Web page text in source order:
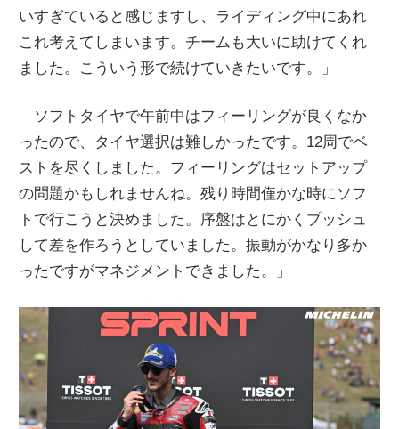
いすぎていると感じますし、ライディング中にあれ
これ考えてしまいます。チームも大いに助けてくれ
ました。こういう形で続けていきたいです。」
「ソフトタイヤで午前中はフィーリングが良くなか
ったので、タイヤ選択は難しかったです。12周でベ
ストを尽くしました。フィーリングはセットアップ
の問題かもしれませんね。残り時間僅かな時にソフ
トで行こうと決めました。序盤はとにかくプッシュ
して差を作ろうとしていました。振動がかなり多か
ったですがマネジメントできました。」